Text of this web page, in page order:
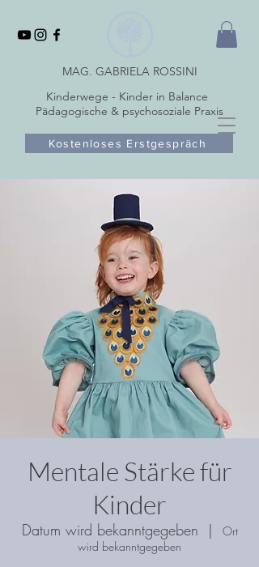
MAG. GABRIELA ROSSINI
Kinderwege - Kinder in Balance
Pädagogische & psychosoziale Praxis
Kostenloses Erstgespräch
Mentale Stärke für
Kinder
Datum wird bekanntgegeben
  |
Ort
wird bekanntgegeben